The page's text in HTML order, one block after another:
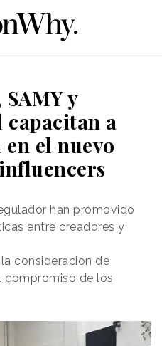
SAMY y
a
el nuevo
han promovido
entre creadores y
consideración de
de los